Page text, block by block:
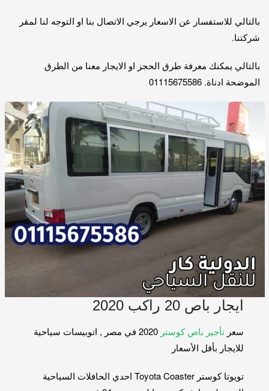
بالتالي للاستفسار عن الاسعار يرجي الاتصال بنا او التوجه لنا لمقر
شركتنا.
بالتالي يمكنك معرفة طرق الحجز او الايجار معنا من الطرق
الموضحة ادناة. 01115675586
ايجار باص 20 راكب 2020
سعرتأجير باص كوستر
2020 في مصر , اتوبيسات سياحية
للايجار بأقل الأسعار
تويوتا كوستر Toyota Coaster احدي الحافلات السياحية